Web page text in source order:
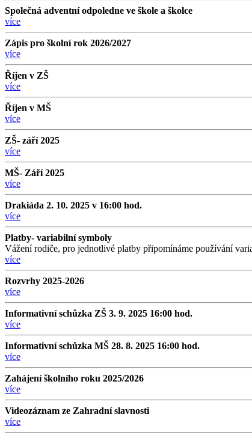
Společná adventní odpoledne ve škole a školce
více
Zápis pro školní rok 2026/2027
více
Říjen v ZŠ
více
Říjen v MŠ
více
ZŠ- září 2025
více
MŠ- Září 2025
více
Drakiáda 2. 10. 2025 v 16:00 hod.
více
Platby- variabilní symboly
Vážení rodiče, pro jednotlivé platby připomínáme používání
více
Rozvrhy 2025-2026
více
Informativní schůzka ZŠ 3. 9. 2025 16:00 hod.
více
Informativní schůzka MŠ 28. 8. 2025 16:00 hod.
více
Zahájení školního roku 2025/2026
více
Videozáznam ze Zahradní slavnosti
více